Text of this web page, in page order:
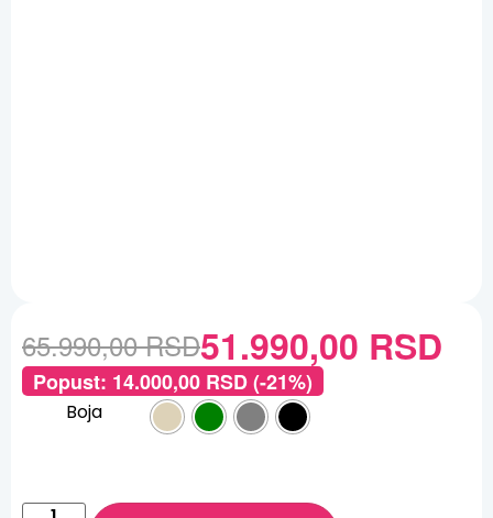
65.990,00RSD51.990,00 RSD
Popust: 14.000,00 RSD(-21%)
Boja